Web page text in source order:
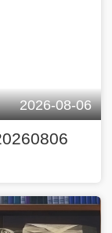
2026-08-06